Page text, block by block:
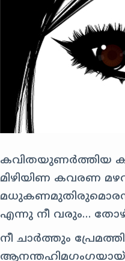
കവിതയുണർത്തിയ
മിഴിയിണ കവരണ
എന്നു നീ വരും…
നീ ചാർത്തും